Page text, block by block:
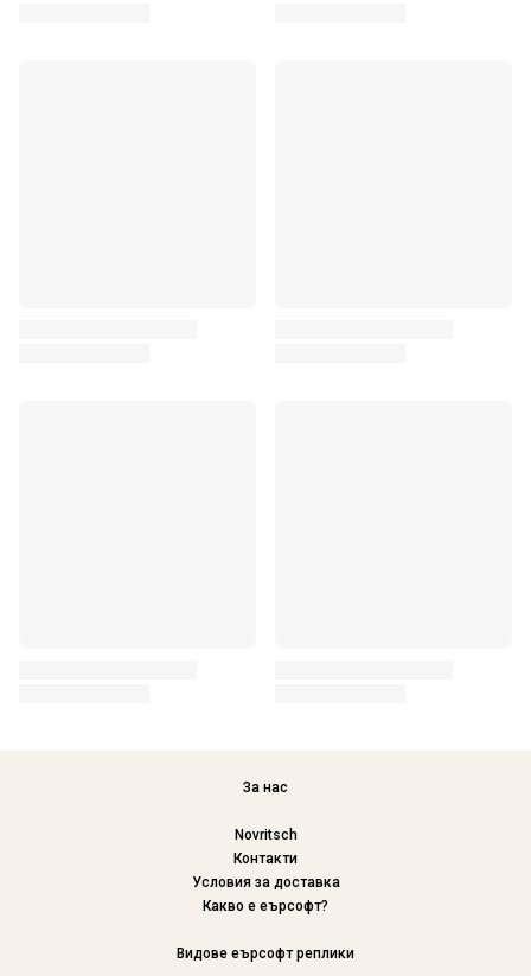
За нас
Novritsch
Контакти
Условия за доставка
Какво е еърсофт?
Видове еърсофт реплики